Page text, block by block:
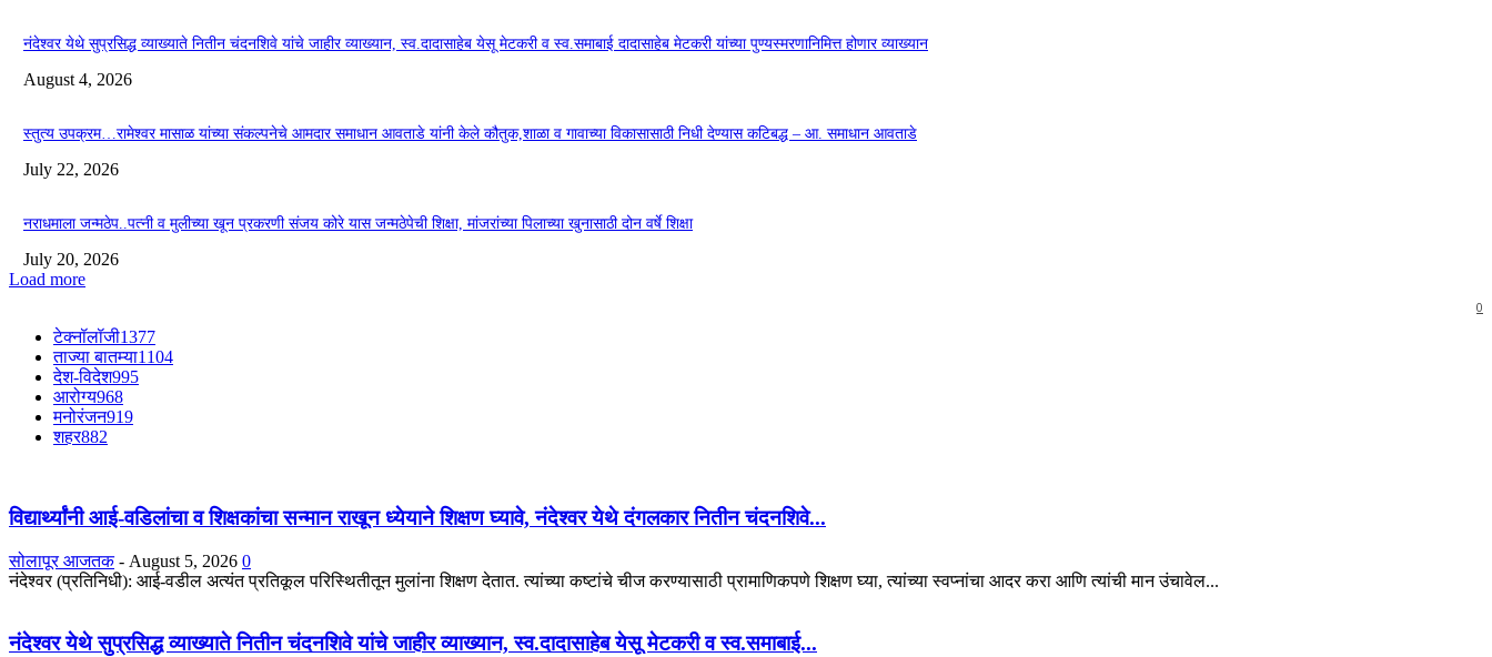
नंदेश्वर येथे सुप्रसिद्ध व्याख्याते नितीन चंदनशिवे यांचे जाहीर व्याख्यान, स्व.दादासाहेब येसू मेटकरी व स्व.समाबाई दादासाहेब मेटकरी यांच्या पुण्यस्मरणानिमित्त होणार व्याख्यान
August 4, 2026
स्तुत्य उपक्रम…रामेश्वर मासाळ यांच्या संकल्पनेचे आमदार समाधान आवताडे यांनी केले कौतुक,शाळा व गावाच्या विकासासाठी निधी देण्यास कटिबद्ध – आ. समाधान आवताडे
July 22, 2026
नराधमाला जन्मठेप..पत्नी व मुलीच्या खून प्रकरणी संजय कोरे यास जन्मठेपेची शिक्षा, मांजरांच्या पिलाच्या खुनासाठी दोन वर्षे शिक्षा
July 20, 2026
Load more
0
टेक्नॉलॉजी1377
ताज्या बातम्या1104
देश-विदेश995
आरोग्य968
मनोरंजन919
शहर882
विद्यार्थ्यांनी आई-वडिलांचा व शिक्षकांचा सन्मान राखून ध्येयाने शिक्षण घ्यावे, नंदेश्वर येथे दंगलकार नितीन चंदनशिवे...
सोलापूर आजतक - August 5, 2026 0
नंदेश्वर (प्रतिनिधी): आई-वडील अत्यंत प्रतिकूल परिस्थितीतून मुलांना शिक्षण देतात. त्यांच्या कष्टांचे चीज करण्यासाठी प्रामाणिकपणे शिक्षण घ्या, त्यांच्या स्वप्नांचा आदर करा आणि त्यांची मान उंचावेल...
नंदेश्वर येथे सुप्रसिद्ध व्याख्याते नितीन चंदनशिवे यांचे जाहीर व्याख्यान, स्व.दादासाहेब येसू मेटकरी व स्व.समाबाई...